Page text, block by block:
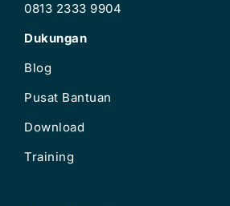
0813 2333 9904
Dukungan
Blog
Pusat Bantuan
Download
Training